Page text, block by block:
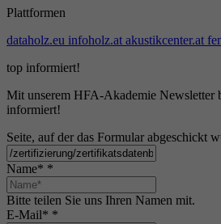
Plattformen
dataholz.eu infoholz.at akustikcenter.at
top informiert!
Mit unserem HFA-Akademie Newsletter
informiert!
Seite, auf der das Formular abgeschickt
Name* *
Bitte teilen Sie uns Ihren Namen mit.
E-Mail* *